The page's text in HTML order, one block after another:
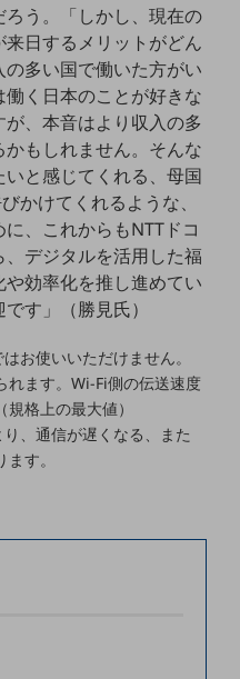
う。「しかし、現在の
日するメリットがどん
多い国で働いた方がい
く日本のことが好きな
、本音はより収入の多
もしれません。そんな
と感じてくれる、母国
かけてくれるような、
、これからもNTTドコ
デジタルを活用した福
効率化を推し進めてい
す」（勝見氏）
お使いいただけません。
ます。Wi-Fi側の伝送速度
格上の最大値）
、通信が遅くなる、また
す。